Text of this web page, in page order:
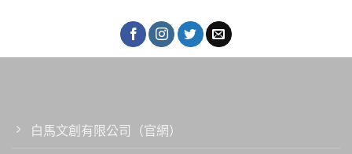
白馬文創有限公司（官網）